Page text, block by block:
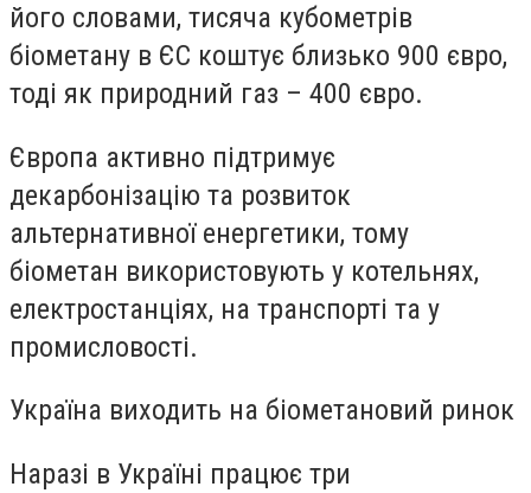
його словами, тисяча кубометрів
біометану в ЄС коштує близько 900 євро,
тоді як природний газ – 400 євро.
Європа активно підтримує
декарбонізацію та розвиток
альтернативної енергетики, тому
біометан використовують у котельнях,
електростанціях, на транспорті та у
промисловості.
Україна виходить на біометановий ринок
Наразі в Україні працює три